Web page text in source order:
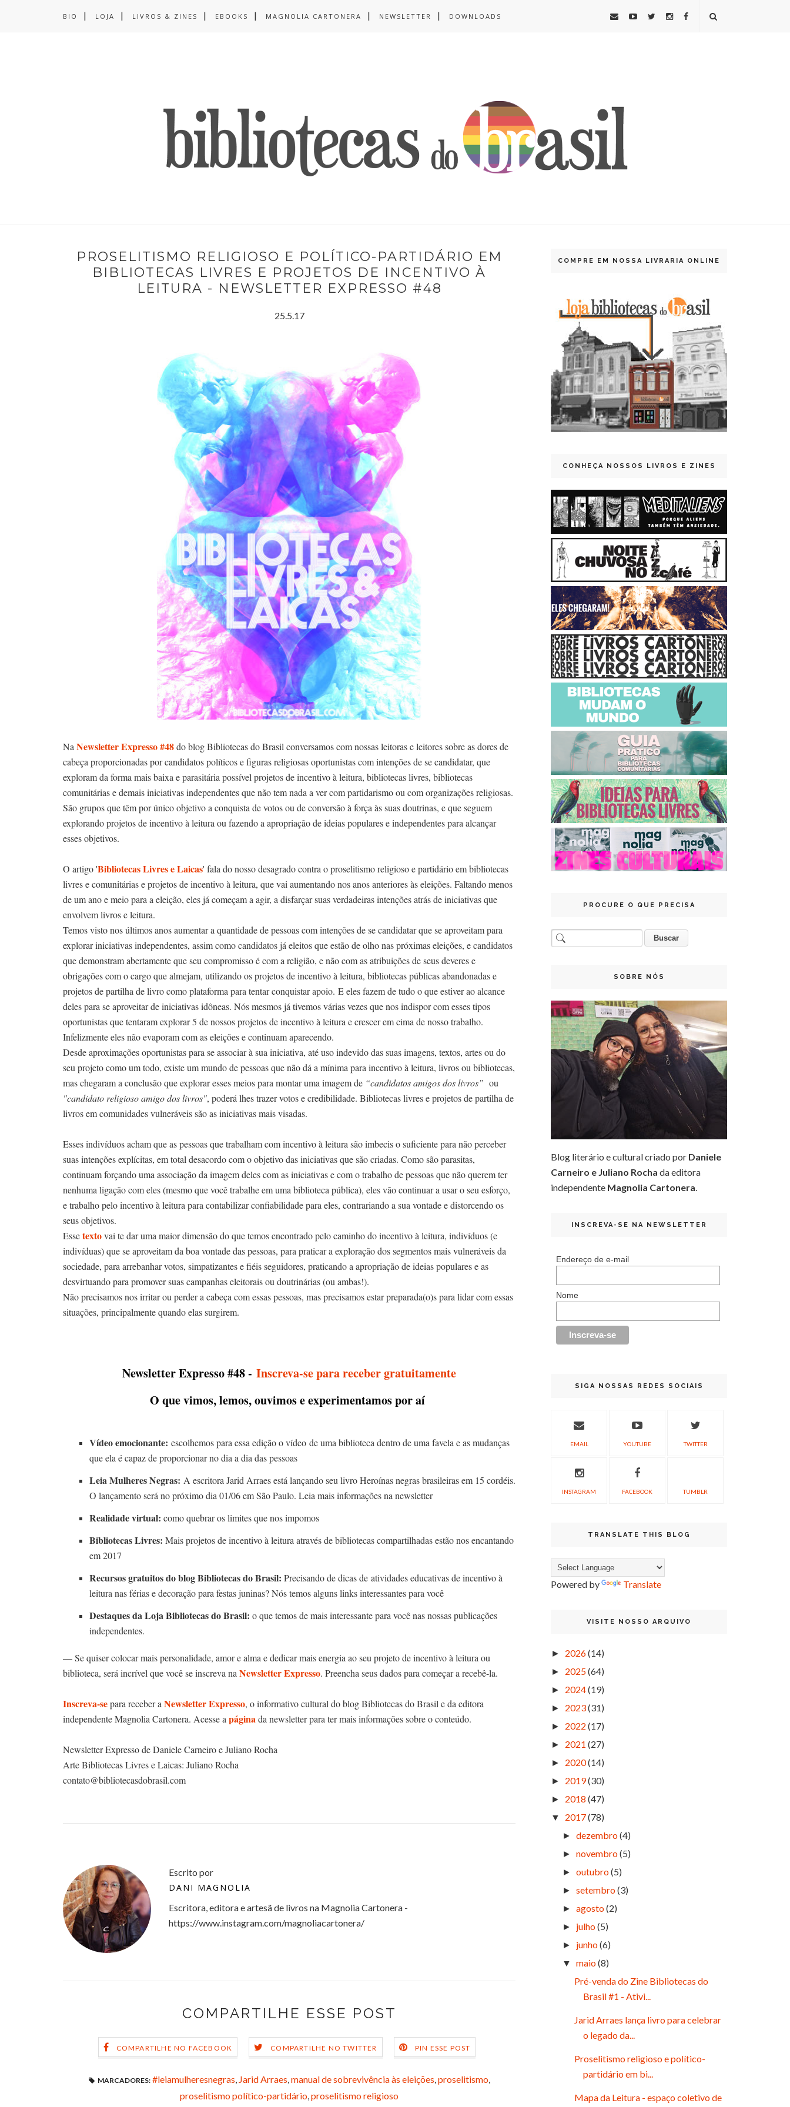
BIO LOJA LIVROS & ZINES EBOOKS MAGNOLIA CARTONERA NEWSLETTER DOWNLOADS
PROSELITISMO RELIGIOSO E POLÍTICO-PARTIDÁRIO EM
BIBLIOTECAS LIVRES E PROJETOS DE INCENTIVO À
LEITURA - NEWSLETTER EXPRESSO #48
25.5.17
Na Newsletter Expresso #48do blog Bibliotecas do Brasil conversamos com nossas leitoras e leitores sobre as dores de
cabeça proporcionadas por candidatos políticos e figuras religiosas oportunistas com intenções de se candidatar, que
exploram da forma mais baixa e parasitária possível projetos de incentivo à leitura, bibliotecas livres, bibliotecas
comunitárias e demais iniciativas independentes que não tem nada a ver com partidarismo ou com organizações religiosas.
São grupos que têm por único objetivo a conquista de votos ou de conversão à força às suas doutrinas, e que seguem
explorando projetos de incentivo à leitura ou fazendo a apropriação de ideias populares e independentes para alcançar
esses objetivos.
O artigo 'Bibliotecas Livres e Laicas' fala do nosso desagrado contra o proselitismo religioso e partidário em bibliotecas
livres e comunitárias e projetos de incentivo à leitura, que vai aumentando nos anos anteriores às eleições. Faltando menos
de um ano e meio para a eleição, eles já começam a agir, a disfarçar suas verdadeiras intenções atrás de iniciativas que
envolvem livros e leitura.
Temos visto nos últimos anos aumentar a quantidade de pessoas com intenções de se candidatar que se aproveitam para
explorar iniciativas independentes, assim como candidatos já eleitos que estão de olho nas próximas eleições, e candidatos
que demonstram abertamente que seu compromisso é com a religião, e não com as atribuições de seus deveres e
obrigações com o cargo que almejam, utilizando os projetos de incentivo à leitura, bibliotecas públicas abandonadas e
projetos de partilha de livro como plataforma para tentar conquistar apoio. E eles fazem de tudo o que estiver ao alcance
deles para se aproveitar de iniciativas idôneas. Nós mesmos já tivemos várias vezes que nos indispor com esses tipos
oportunistas que tentaram explorar 5 de nossos projetos de incentivo à leitura e crescer em cima de nosso trabalho.
Infelizmente eles não evaporam com as eleições e continuam aparecendo.
Desde aproximações oportunistas para se associar à sua iniciativa, até uso indevido das suas imagens, textos, artes ou do
seu projeto como um todo, existe um mundo de pessoas que não dá a mínima para incentivo à leitura, livros ou bibliotecas,
mas chegaram a conclusão que explorar esses meios para montar uma imagem de “candidatos amigos dos livros” ou
"candidato religioso amigo dos livros", poderá lhes trazer votos e credibilidade. Bibliotecas livres e projetos de partilha de
livros em comunidades vulneráveis são as iniciativas mais visadas.
Esses indivíduos acham que as pessoas que trabalham com incentivo à leitura são imbecis o suficiente para não perceber
suas intenções explícitas, em total desacordo com o objetivo das iniciativas que são criadas. Como são parasitas,
continuam forçando uma associação da imagem deles com as iniciativas e com o trabalho de pessoas que não querem ter
nenhuma ligação com eles (mesmo que você trabalhe em uma biblioteca pública), eles vão continuar a usar o seu esforço,
e trabalho pelo incentivo à leitura para contabilizar confiabilidade para eles, contrariando a sua vontade e distorcendo os
seus objetivos.
Essetextovai te dar uma maior dimensão do que temos encontrado pelo caminho do incentivo à leitura, indivíduos (e
indivíduas) que se aproveitam da boa vontade das pessoas, para praticar a exploração dos segmentos mais vulneráveis da
sociedade, para arrebanhar votos, simpatizantes e fiéis seguidores, praticando a apropriação de ideias populares e as
desvirtuando para promover suas campanhas eleitorais ou doutrinárias (ou ambas!).
Não precisamos nos irritar ou perder a cabeça com essas pessoas, mas precisamos estar preparada(o)s para lidar com essas
situações, principalmente quando elas surgirem.
Newsletter Expresso #48 - Inscreva-se para receber gratuitamente
O que vimos, lemos, ouvimos e experimentamos por aí
Vídeo emocionante: escolhemos para essa edição o vídeo de uma biblioteca dentro de uma favela e as mudanças
que ela é capaz de proporcionar no dia a dia das pessoas
Leia Mulheres Negras: A escritora Jarid Arraes está lançando seu livro Heroínas negras brasileiras em 15 cordéis.
O lançamento será no próximo dia 01/06 em São Paulo. Leia mais informações na newsletter
Realidade virtual: como quebrar os limites que nos impomos
Bibliotecas Livres: Mais projetos de incentivo à leitura através de bibliotecas compartilhadas estão nos encantando
em 2017
Recursos gratuitos do blog Bibliotecas do Brasil: Precisando de dicas de atividades educativas de incentivo à
leitura nas férias e decoração para festas juninas? Nós temos alguns links interessantes para você
Destaques da Loja Bibliotecas do Brasil: o que temos de mais interessante para você nas nossas publicações
independentes.
— Se quiser colocar mais personalidade, amor e alma e dedicar mais energia ao seu projeto de incentivo à leitura ou
biblioteca, será incrível que você se inscreva na Newsletter Expresso. Preencha seus dados para começar a recebê-la.
Inscreva-separa receber a Newsletter Expresso, o informativo cultural do blog Bibliotecas do Brasil e da editora
independente Magnolia Cartonera. Acesse a página da newsletter para ter mais informações sobre o conteúdo.
Newsletter Expresso de Daniele Carneiro e Juliano Rocha
Arte Bibliotecas Livres e Laicas: Juliano Rocha
contato@bibliotecasdobrasil.com
Escrito por
DANI MAGNOLIA
Escritora, editora e artesã de livros na Magnolia Cartonera -
https://www.instagram.com/magnoliacartonera/
COMPARTILHE ESSE POST
COMPARTILHE NO FACEBOOK COMPARTILHE NO TWITTER PIN ESSE POST
MARCADORES: #leiamulheresnegras Jarid Arraes manual de sobrevivência às eleições proselitismo,
proselitismo político-partidário proselitismo religioso
COMPRE EM NOSSA LIVRARIA ONLINE
CONHEÇA NOSSOS LIVROS E ZINES
PROCURE O QUE PRECISA
SOBRE NÓS
Blog literário e cultural criado por Daniele
Carneiro e Juliano Rocha da editora
independente Magnolia Cartonera.
INSCREVA-SE NA NEWSLETTER
Endereço de e-mail
Nome
SIGA NOSSAS REDES SOCIAIS
EMAIL YOUTUBE TWITTER
INSTAGRAM FACEBOOK TUMBLR
TRANSLATE THIS BLOG
Powered by Translate
VISITE NOSSO ARQUIVO
► 2026(14)
► 2025(64)
► 2024(19)
► 2023(31)
► 2022 (17)
► 2021 (27)
► 2020(14)
► 2019(30)
► 2018 (47)
▼ 2017(78)
►dezembro(4)
►novembro(5)
►outubro(5)
►setembro(3)
►agosto(2)
► julho(5)
► junho(6)
▼ maio(8)
Pré-venda do Zine Bibliotecas do
Brasil #1 - Ativi...
Jarid Arraes lança livro para celebrar
o legado da...
Proselitismo religioso e político-
partidário em bi...
Mapa da Leitura - espaço coletivo de